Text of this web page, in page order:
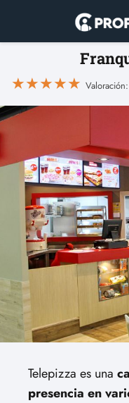
★★★★★
Telepizza es una
presencia en